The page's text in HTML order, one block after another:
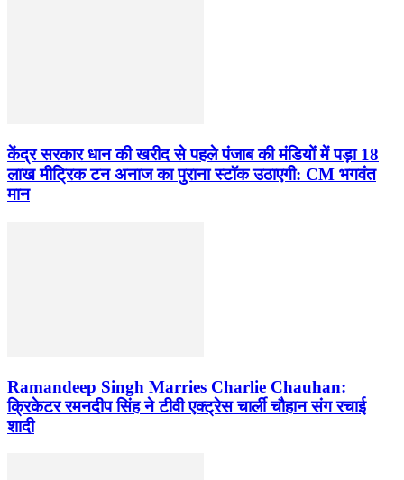
केंद्र सरकार धान की खरीद से पहले पंजाब की मंडियों में पड़ा 18
लाख मीट्रिक टन अनाज का पुराना स्टॉक उठाएगी: CM भगवंत
मान
Ramandeep Singh Marries Charlie Chauhan:
क्रिकेटर रमनदीप सिंह ने टीवी एक्ट्रेस चार्ली चौहान संग रचाई
शादी